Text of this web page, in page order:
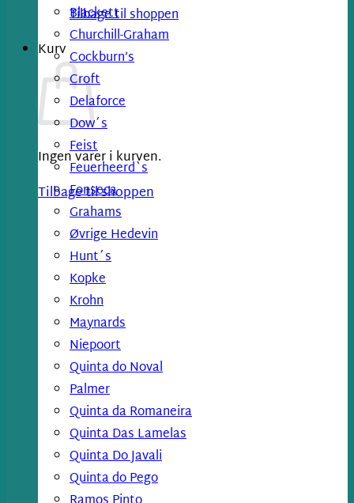
Tilbage til shoppen
Kurv
Ingen varer i kurven.
Tilbage til shoppen
Blackett
Churchill-Graham
Cockburn’s
Croft
Delaforce
Dow´s
Feist
Feuerheerd`s
Fonseca
Grahams
Øvrige Hedevin
Hunt´s
Kopke
Krohn
Maynards
Niepoort
Quinta do Noval
Palmer
Quinta da Romaneira
Quinta Das Lamelas
Quinta Do Javali
Quinta do Pego